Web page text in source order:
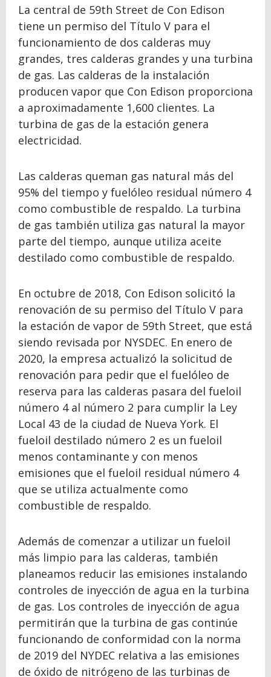
La central de 59th Street de Con Edison
tiene un permiso del Título V para el
funcionamiento de dos calderas muy
grandes, tres calderas grandes y una turbina
de gas. Las calderas de la instalación
producen vapor que Con Edison proporciona
a aproximadamente 1,600 clientes. La
turbina de gas de la estación genera
electricidad.
Las calderas queman gas natural más del
95% del tiempo y fuelóleo residual número 4
como combustible de respaldo. La turbina
de gas también utiliza gas natural la mayor
parte del tiempo, aunque utiliza aceite
destilado como combustible de respaldo.
En octubre de 2018, Con Edison solicitó la
renovación de su permiso del Título V para
la estación de vapor de 59th Street, que está
siendo revisada por NYSDEC. En enero de
2020, la empresa actualizó la solicitud de
renovación para pedir que el fuelóleo de
reserva para las calderas pasara del fueloil
número 4 al número 2 para cumplir la Ley
Local 43 de la ciudad de Nueva York. El
fueloil destilado número 2 es un fueloil
menos contaminante y con menos
emisiones que el fueloil residual número 4
que se utiliza actualmente como
combustible de respaldo.
Además de comenzar a utilizar un fueloil
más limpio para las calderas, también
planeamos reducir las emisiones instalando
controles de inyección de agua en la turbina
de gas. Los controles de inyección de agua
permitirán que la turbina de gas continúe
funcionando de conformidad con la norma
de 2019 del NYDEC relativa a las emisiones
de óxido de nitrógeno de las turbinas de